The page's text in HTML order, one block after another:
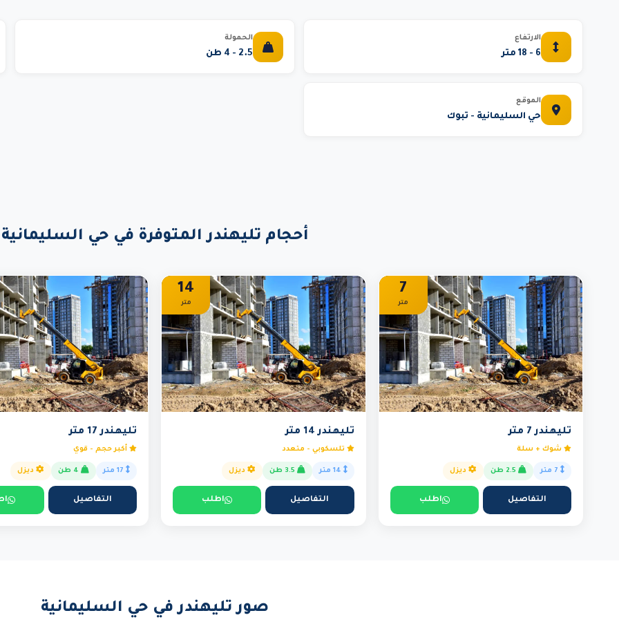
الارتفاع
6 - 18 متر
الحمولة
2.5 - 4 طن
الموقع
حي السليمانية - تبوك
أحجام تليهندر المتوفرة في حي السليمانية
7
متر
تليهندر 7 متر
شوك + سلة
ديزل
التفاصيل اطلب
14
متر
تليهندر 14 متر
تلسكوبي - متعدد
ديزل
التفاصيل اطلب
تليهندر 17 متر
أكبر حجم - قوي
ديزل
التفاصيل
صور تليهندر في حي السليمانية